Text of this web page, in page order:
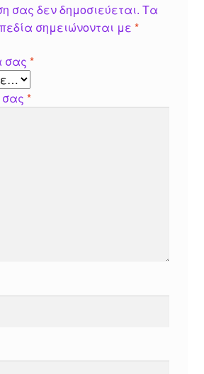
σας δεν δημοσιεύεται. Τα
σημειώνονται με *
σας *
σας *